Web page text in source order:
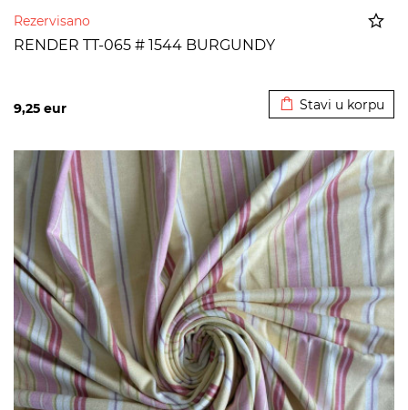
Rezervisano
RENDER TT-065 # 1544 BURGUNDY
9,25 eur Stavi u korpu